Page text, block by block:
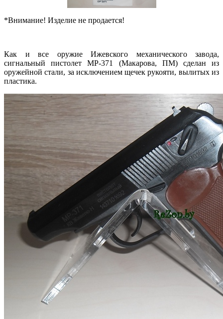
*Внимание! Изделие не продается!
Как и все оружие Ижевского механического завода,
сигнальный пистолет МР-371 (Макарова, ПМ) сделан из
оружейной стали, за исключением щечек рукояти, вылитых из
пластика.